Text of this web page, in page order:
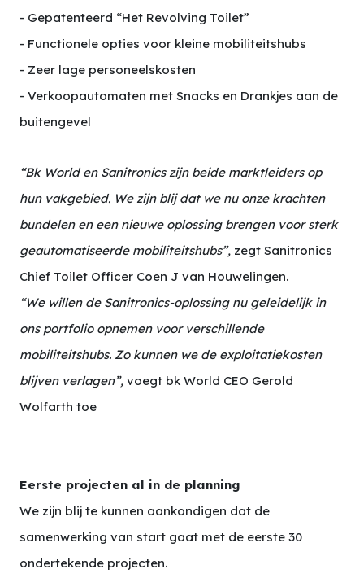
- Gepatenteerd “Het Revolving Toilet”
- Functionele opties voor kleine mobiliteitshubs
- Zeer lage personeelskosten
- Verkoopautomaten met Snacks en Drankjes aan de
buitengevel
“Bk World en Sanitronics zijn beide marktleiders op
hun vakgebied. We zijn blij dat we nu onze krachten
bundelen en een nieuwe oplossing brengen voor sterk
geautomatiseerde mobiliteitshubs”, zegt Sanitronics
Chief Toilet Officer Coen J van Houwelingen.
“We willen de Sanitronics-oplossing nu geleidelijk in
ons portfolio opnemen voor verschillende
mobiliteitshubs. Zo kunnen we de exploitatiekosten
blijven verlagen”, voegt bk World CEO Gerold
Wolfarth toe
Eerste projecten al in de planning
We zijn blij te kunnen aankondigen dat de
samenwerking van start gaat met de eerste 30
ondertekende projecten.